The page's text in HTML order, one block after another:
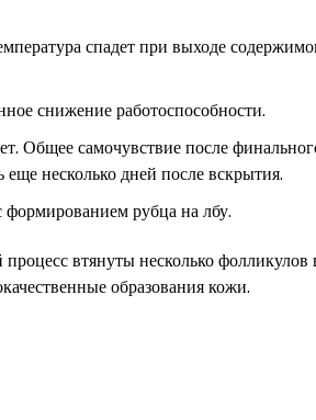
спадет при выходе
снижение работоспособности.
Общее самочувствие после
несколько дней после вскрытия.
формированием рубца на лбу.
втянуты несколько фолликулов
образования кожи.